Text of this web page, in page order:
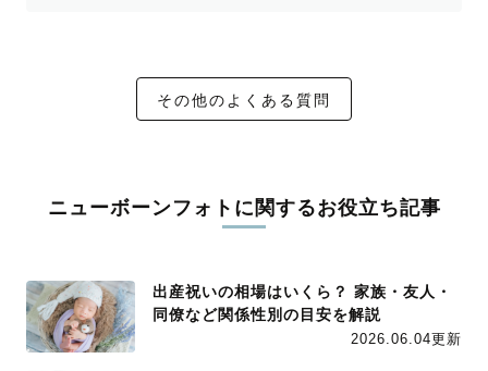
その他のよくある質問
ニューボーンフォトに関するお役立ち記事
出産祝いの相場はいくら？ 家族・友人・
同僚など関係性別の目安を解説
2026.06.04更新